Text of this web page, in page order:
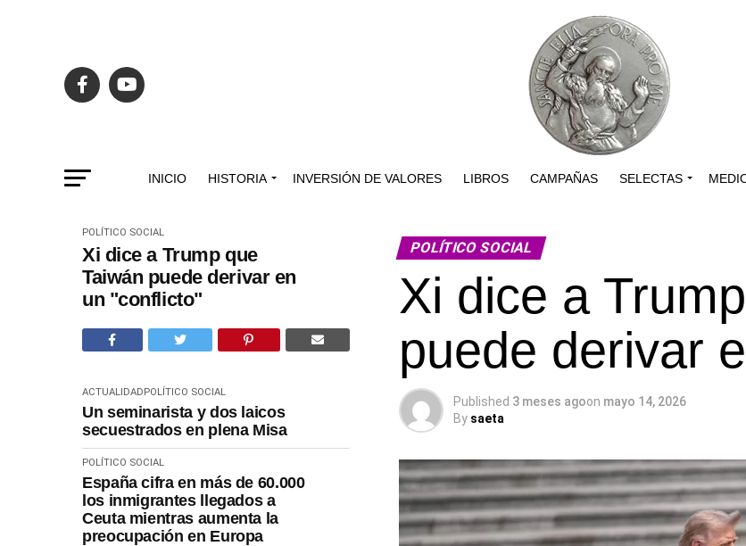
INICIO HISTORIA INVERSIÓN DE VALORES LIBROS CAMPAÑAS SELECTAS
POLÍTICO SOCIAL
Xi dice a Trump que
Taiwán puede derivar en
un "conflicto"
ACTUALIDADPOLÍTICO SOCIAL
Un seminarista y dos laicos
secuestrados en plena Misa
POLÍTICO SOCIAL
España cifra en más de 60.000
los inmigrantes llegados a
Ceuta mientras aumenta la
preocupación en Europa
POLÍTICO SOCIAL
Xi dice a
puede derivar
Published 3 meses agoon mayo 14, 2026
By saeta